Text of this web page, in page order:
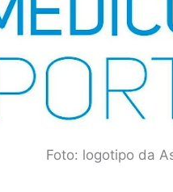
Foto: logotipo da